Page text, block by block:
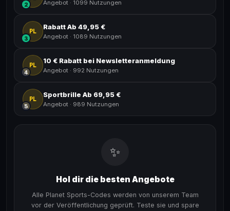
2 Angebot · 1099 Nutzungen
PL
3
Rabatt Ab 49,95 €
Angebot · 1089 Nutzungen
PL
4
10 € Rabatt bei Newsletteranmeldung
Angebot · 992 Nutzungen
PL
5
Sportbrille Ab 69,95 €
Angebot · 989 Nutzungen
✨
Hol dir die besten Angebote
Alle Planet Sports-Codes werden von unserem Team
vor der Veröffentlichung geprüft. Teste sie und spare